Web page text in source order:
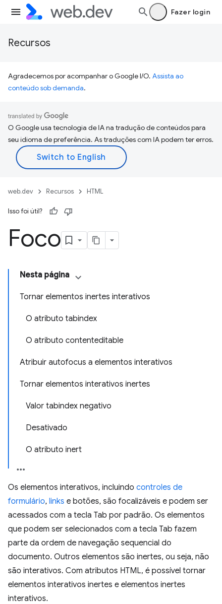
Fazer login
Recursos
Agradecemos por acompanhar o Google I/O. Assista ao
conteúdo sob demanda.
O Google usa tecnologia de IA na tradução de conteúdos para
seu idioma de preferência. As traduções com IA podem ter erros.
web.dev Recursos HTML
Isso foi útil?
Foco
Nesta página
Tornar elementos inertes interativos
O atributo tabindex
O atributo contenteditable
Atribuir autofocus a elementos interativos
Tornar elementos interativos inertes
Valor tabindex negativo
Desativado
O atributo inert
Os elementos interativos, incluindo controles de
formulário, links e botões, são focalizáveis e podem ser
acessados com a tecla Tab por padrão. Os elementos
que podem ser selecionados com a tecla Tab fazem
parte da ordem de navegação sequencial do
documento. Outros elementos são inertes, ou seja, não
são interativos. Com atributos HTML, é possível tornar
elementos interativos inertes e elementos inertes
interativos.